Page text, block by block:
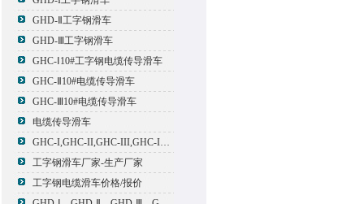
GHD-Ⅱ工字钢滑车
GHD-Ⅲ工字钢滑车
GHC-Ⅰ10#工字钢电缆传导滑车
GHC-Ⅱ10#电缆传导滑车
GHC-Ⅲ10#电缆传导滑车
电缆传导滑车
GHC-I,GHC-II,GHC-III,GHC-IV,GHC-V电缆滑车
工字钢滑车厂家-生产厂家
工字钢电缆滑车价格/报价